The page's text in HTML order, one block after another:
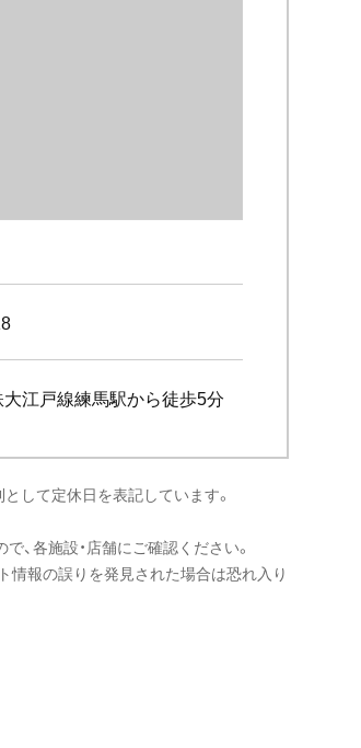
江戸線練馬駅から徒歩5分
して定休日を表記しています。
、各施設・店舗にご確認ください。
情報の誤りを発見された場合は恐れ入り